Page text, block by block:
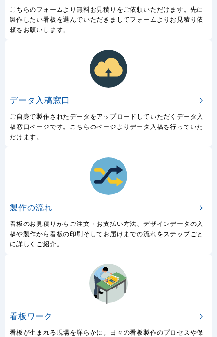
こちらのフォームより無料お見積りをご依頼いただけます。先に
製作したい看板を選んでいただきましてフォームよりお見積り依
頼をお願いします。
データ入稿窓口
ご自身で製作されたデータをアップロードしていただくデータ入
稿窓口ページです。こちらのページよりデータ入稿を行っていた
だけます。
製作の流れ
看板のお見積りからご注文・お支払い方法、デザインデータの入
稿や製作から看板の印刷そしてお届けまでの流れをステップごと
に詳しくご紹介。
看板ワーク
看板が生まれる現場を詳らかに。日々の看板製作のプロセスや保